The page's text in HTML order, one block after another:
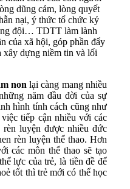
dũng cảm, lòng quyết
nại, ý thức tổ chức kỷ
đội… TDTT làm lành
của xã hội, góp phần đẩy
xây dựng niềm tin và lối
non lại càng mang nhiều
năm đầu đời của sự
hình tính cách cũng như
tiếp cận nhiều với các
luyện được nhiều đức
rèn luyện thể thao. Hơn
các môn thể thao sẽ tạo
lực của trẻ, là tiền đề để
tốt thì trẻ mới có thể học